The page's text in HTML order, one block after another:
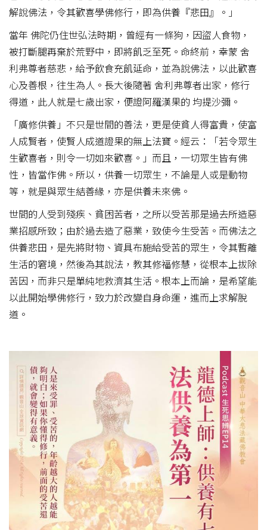
解說佛法，令其歡喜學佛修行，即為供養『悲田』。」
當年 佛陀仍住世弘法時期，曾經有一條狗，因盜人食物，
被打斷腿再棄於荒野中，即將飢乏至死。命終前，幸蒙 舍
利弗尊者慈悲，給予飲食充飢延命，並為說佛法，以此歡喜
心及善根，往生為人。長大後隨著 舍利弗尊者出家，修行
得道，此人就是七歲出家，便證阿羅漢果的 均提沙彌。
「廣修供養」不只是世間的善法，更是使貧人得富貴，使富
人成賢者，使賢人成道證果的無上法寶。經云：「若令眾生
生歡喜者，則令一切如來歡喜。」而且，一切眾生皆有佛
性，皆當作佛。所以，供養一切眾生，不論是人或是動物
等，就是與眾生結善緣，亦是供養未來佛。
世間的人受到殘疾、貧困苦者，之所以受苦那是過去所造惡
業招感所致；由於過去造了惡業，致使今生受苦。而佛法之
供養悲田，是先將財物、資具布施給受苦的眾生，令其暫離
生活的窘境，然後為其說法，教其修福修慧，從根本上拔除
苦因，而非只是單純地救濟其生活。根本上而論，是希望能
以此開始學佛修行，致力於改變自身命運，進而上求解脫
道。